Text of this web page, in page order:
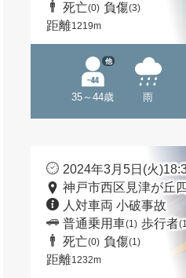
死亡(0) 負傷(3)
距離1219m
35～44歳
他
雨
2024年3月5日(火
神戸市西区見津が丘
人対車両 小破事故
普通乗用車(1) 歩行者
死亡(0) 負傷(1)
距離1232m